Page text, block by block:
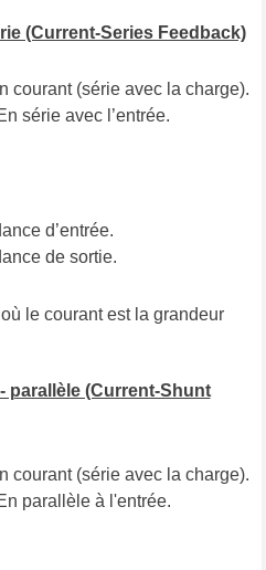
(Current-Series Feedback)
courant (série avec la charge).
série avec l’entrée.
d’entrée.
de sortie.
le courant est la grandeur
parallèle (Current-Shunt
courant (série avec la charge).
parallèle à l'entrée.